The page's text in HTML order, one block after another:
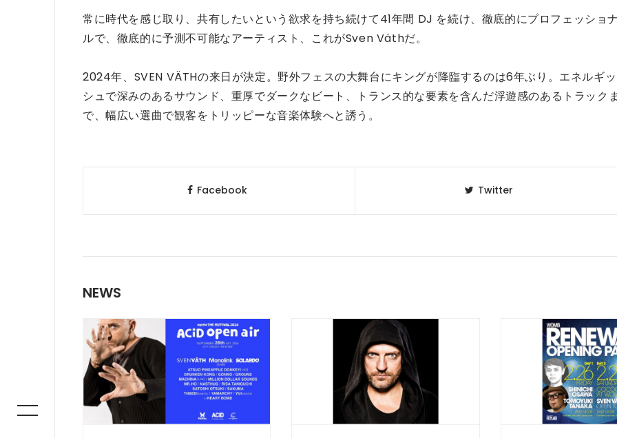
常に時代を感じ取り、共有したいという欲求を持ち続けて41年間 DJ を続け、徹底的にプロフェッショ
ルで、徹底的に予測不可能なアーティスト、これがSven Väthだ。
2024年、SVEN VÄTHの来日が決定。野外フェスの大舞台にキングが降臨するのは6年ぶり。エネルギッ
シュで深みのあるサウンド、重厚でダークなビート、トランス的な要素を含んだ浮遊感のあるトラック
で、幅広い選曲で観客をトリッピーな音楽体験へと誘う。
Facebook Twitter
NEWS